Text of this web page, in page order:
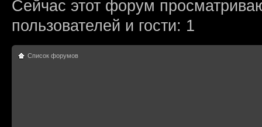
Сейчас этот форум
пользователей и гости: 1
Список форумов